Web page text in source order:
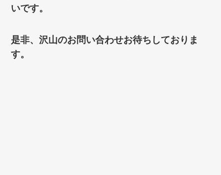
いです。
是非、沢山のお問い合わせお待ちしておりま
す。